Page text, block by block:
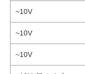
~10V
~10V
~10V